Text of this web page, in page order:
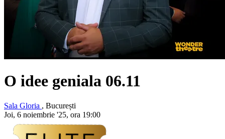
O idee geniala 06.11
Sala Gloria , București
Joi, 6 noiembrie '25, ora 19:00